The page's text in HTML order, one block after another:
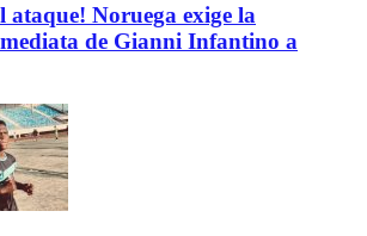
ataque! Noruega exige la
de Gianni Infantino a